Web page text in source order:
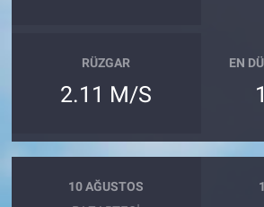
RÜZGAR
2.11 M/S
EN
10 AĞUSTOS